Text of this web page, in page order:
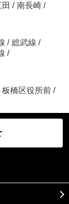
田 / 南長崎 /
/ 総武線 /
/
板橋区役所前 /